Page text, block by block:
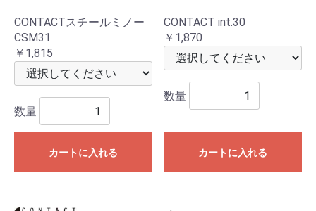
CONTACTスチールミノー
CSM31
￥1,815
数量
カートに入れる
CONTACT int.30
￥1,870
数量
カートに入れる